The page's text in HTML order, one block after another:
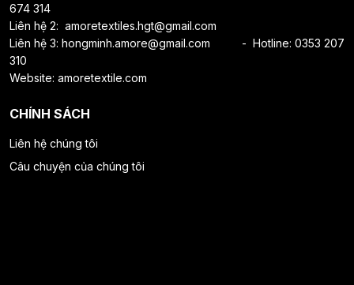
674 314
Liên hệ 2: amoretextiles.hgt@gmail.com
Liên hệ 3: hongminh.amore@gmail.com - Hotline: 0353 207
310
Website: amoretextile.com
CHÍNH SÁCH
Liên hệ chúng tôi
Câu chuyện của chúng tôi